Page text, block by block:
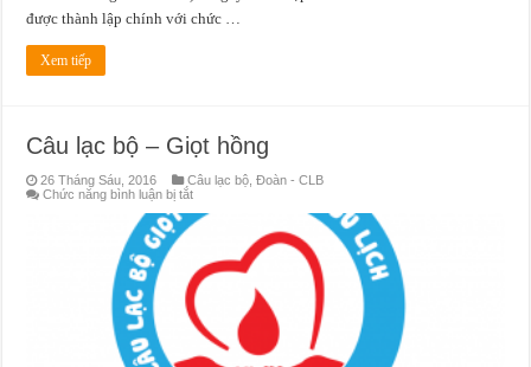
được thành lập chính với chức …
Xem tiếp
Câu lạc bộ – Giọt hồng
26 Tháng Sáu, 2016 Câu lạc bộ ,Đoàn - CLB
Chức năng bình luận bị tắtở
lạc
Giọt
hồng